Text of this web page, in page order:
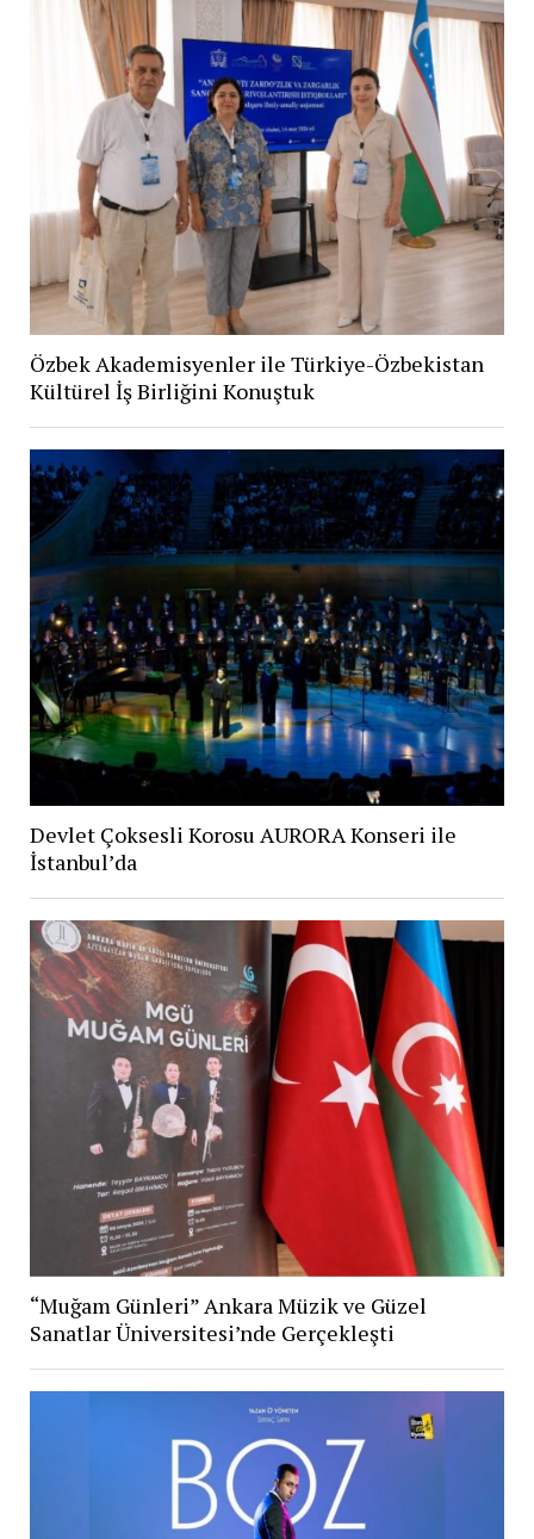
Özbek Akademisyenler ile Türkiye-Özbekistan
Kültürel İş Birliğini Konuştuk
Devlet Çoksesli Korosu AURORA Konseri ile
İstanbul’da
“Muğam Günleri” Ankara Müzik ve Güzel
Sanatlar Üniversitesi’nde Gerçekleşti